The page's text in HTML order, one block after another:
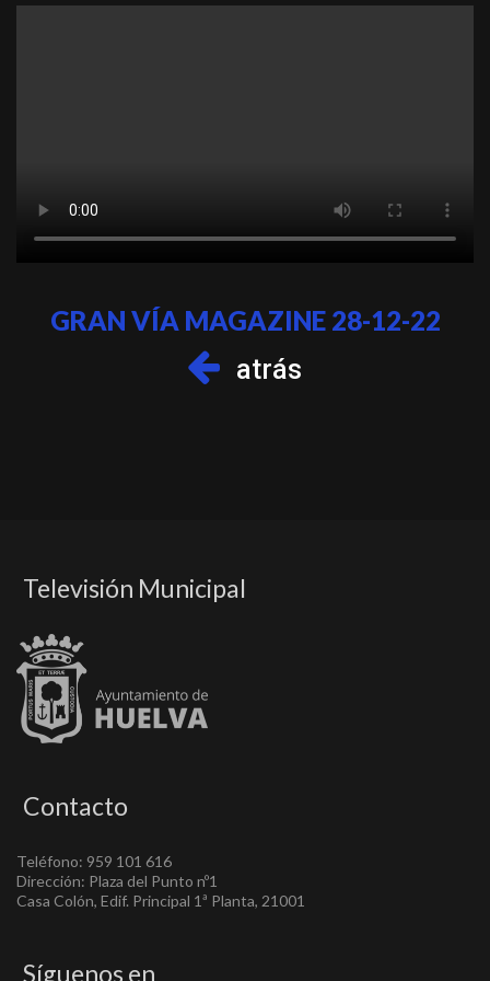
GRAN VÍA MAGAZINE 28-12-22
atrás
Televisión Municipal
Contacto
Teléfono: 959 101 616
Dirección: Plaza del Punto nº1
Casa Colón, Edif. Principal 1ª Planta, 21001
Síguenos en